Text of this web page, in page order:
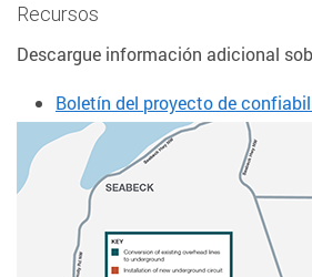
Recursos
Descargue información adicional
Boletín del proyecto de